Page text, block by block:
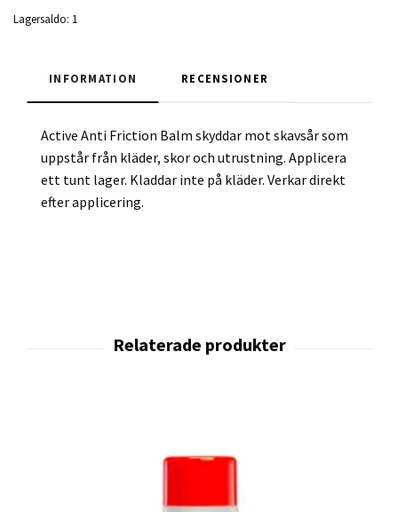
Lagersaldo: 1
INFORMATION RECENSIONER
Active Anti Friction Balm skyddar mot skavsår som
uppstår från kläder, skor och utrustning. Applicera
ett tunt lager. Kladdar inte på kläder. Verkar direkt
efter applicering.